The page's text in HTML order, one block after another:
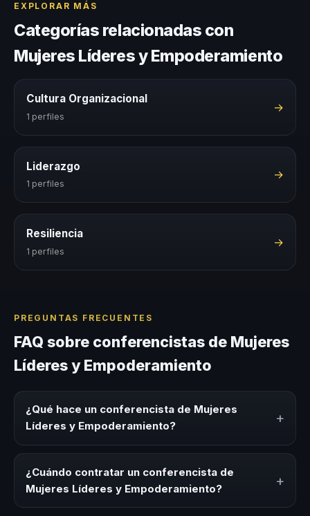
EXPLORAR MÁS
Categorías relacionadas con
Mujeres Líderes y Empoderamiento
Cultura Organizacional
1 perfiles
→
Liderazgo
1 perfiles
→
Resiliencia
1 perfiles
→
PREGUNTAS FRECUENTES
FAQ sobre conferencistas de Mujeres
Líderes y Empoderamiento
¿Qué hace un conferencista de Mujeres
Líderes y Empoderamiento?
+
es un experto que comparte conocimiento, estrategias y
experiencias sobre este tema en eventos corporativos,
convenciones y seminarios. Su objetivo es generar
reflexión, inspiración y herramientas aplicables para la
¿Cuándo contratar un conferencista de
Mujeres Líderes y Empoderamiento?
+